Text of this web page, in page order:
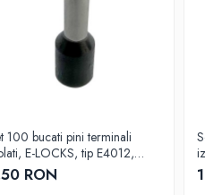
100 bucati pini terminali
E-LOCKS, tip E4012,
1 x 4,00 mm2, lungime
sertizare 12 mm
RON